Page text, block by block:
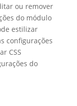
ou remover
do módulo
estilizar
configurações
CSS
do